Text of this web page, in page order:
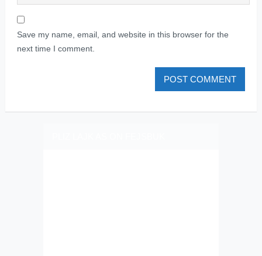
Save my name, email, and website in this browser for the
next time I comment.